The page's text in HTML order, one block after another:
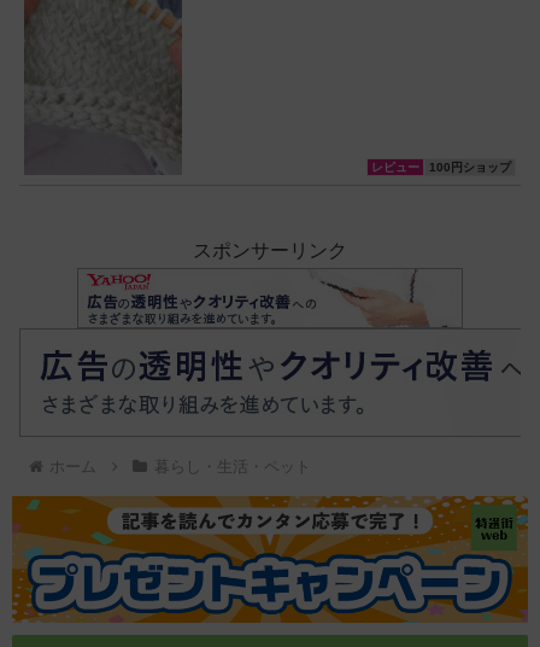
レビュー 100円ショップ
スポンサーリンク
ホーム 暮らし・生活・ペット